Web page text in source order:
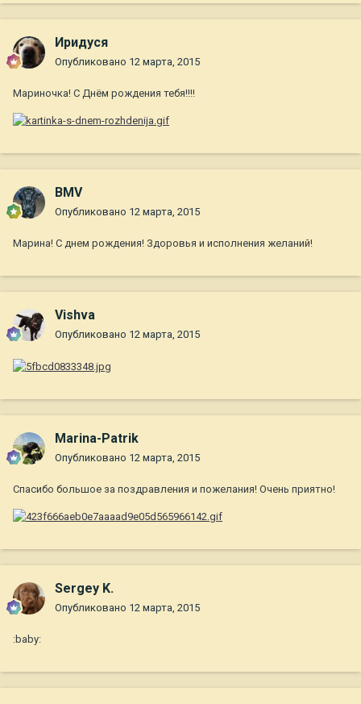
Иридуся
Опубликовано 12 марта, 2015
Мариночка! С Днём рождения тебя!!!!
BMV
Опубликовано 12 марта, 2015
Марина! С днем рождения! Здоровья и исполнения желаний!
Vishva
Опубликовано 12 марта, 2015
Marina-Patrik
Опубликовано 12 марта, 2015
Спасибо большое за поздравления и пожелания! Очень приятно!
Sergey K.
Опубликовано 12 марта, 2015
:baby: